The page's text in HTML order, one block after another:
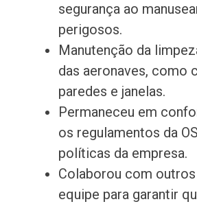
segurança ao
perigosos.
Manutenção da
das aeronaves, como
paredes e janelas.
Permaneceu em
os regulamentos da
políticas da empresa.
Colaborou com
equipe para garantir